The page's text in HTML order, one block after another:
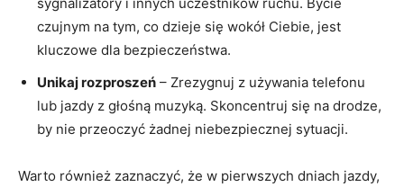
czujnym ​na ​tym,‍ co dzieje się wokół Ciebie, jest
kluczowe dla bezpieczeństwa.
Unikaj⁢ rozproszeń – Zrezygnuj z używania⁢ telefonu
lub jazdy z głośną muzyką. Skoncentruj się na drodze,
by nie przeoczyć żadnej niebezpiecznej​ sytuacji.
Warto również zaznaczyć, że w pierwszych dniach jazdy,